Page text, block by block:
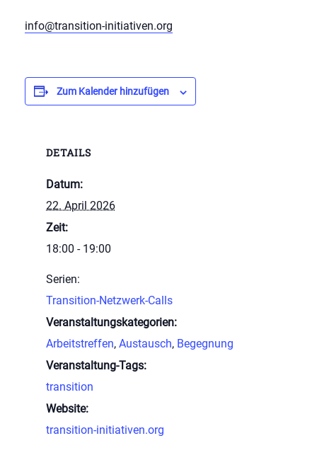
info@transition-initiativen.org
Zum Kalender hinzufügen
DETAILS
Datum:
22. April 2026
Zeit:
18:00 - 19:00
Serien:
Transition-Netzwerk-Calls
Veranstaltungskategorien:
Arbeitstreffen, Austausch, Begegnung
Veranstaltung-Tags:
transition
Website:
transition-initiativen.org